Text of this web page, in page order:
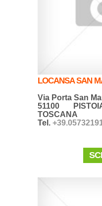
LOCANSA SAN
Via Porta San
51100
TOSCANA
Tel.